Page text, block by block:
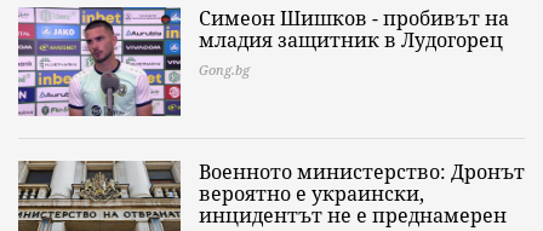
Симеон Шишков - пробивът на
младия защитник в Лудогорец
Gong.bg
Военното министерство: Дронът
вероятно е украински,
инцидентът не е преднамерен